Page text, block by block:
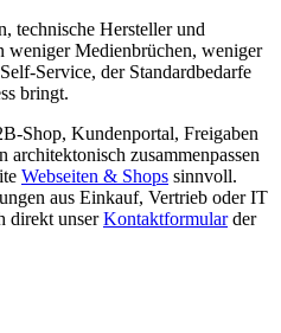
technische Hersteller und
weniger Medienbrüchen, weniger
Service, der Standardbedarfe
bringt.
Shop, Kundenportal, Freigaben
zusammenpassen
Webseiten & Shops sinnvoll.
aus Einkauf, Vertrieb oder IT
direkt unserKontaktformularder